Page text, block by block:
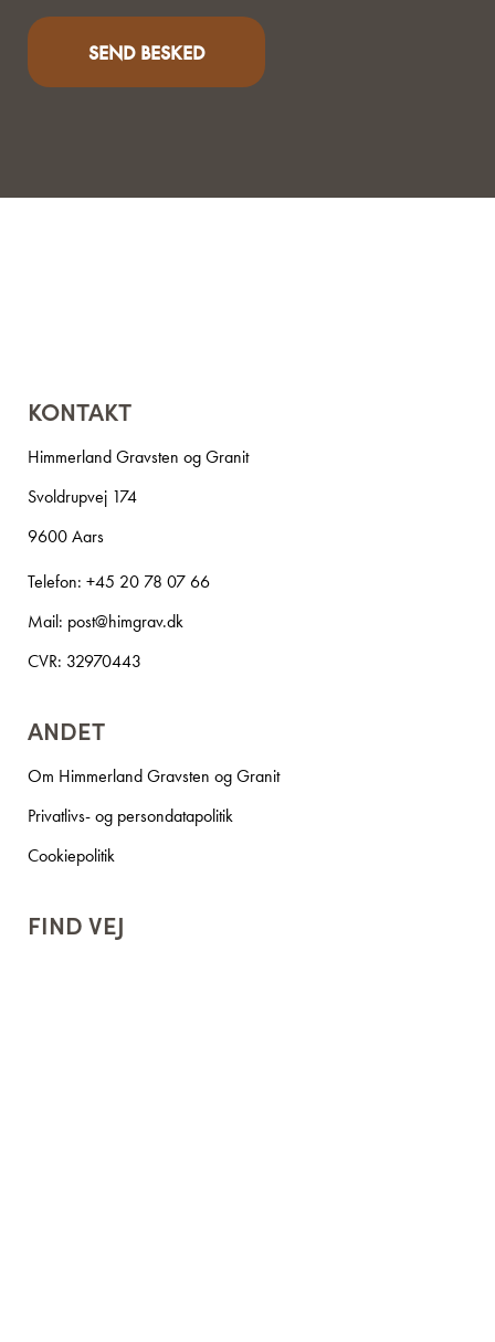
KONTAKT
Himmerland Gravsten og Granit
Svoldrupvej 174
9600 Aars
Telefon: +45 20 78 07 66
Mail: post@himgrav.dk
CVR: 32970443
ANDET
Om Himmerland Gravsten og Granit
Privatlivs- og persondatapolitik
Cookiepolitik
FIND VEJ